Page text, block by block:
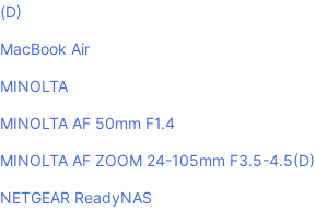
(D)
MacBook Air
MINOLTA
MINOLTA AF 50mm F1.4
MINOLTA AF ZOOM 24-105mm F3.5-4.5(D)
NETGEAR ReadyNAS